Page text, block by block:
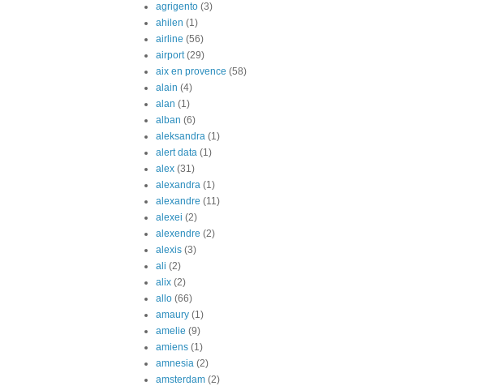
agrigento (3)
ahilen (1)
airline (56)
airport (29)
aix en provence (58)
alain (4)
alan (1)
alban (6)
aleksandra (1)
alert data (1)
alex (31)
alexandra (1)
alexandre (11)
alexei (2)
alexendre (2)
alexis (3)
ali (2)
alix (2)
allo (66)
amaury (1)
amelie (9)
amiens (1)
amnesia (2)
amsterdam (2)